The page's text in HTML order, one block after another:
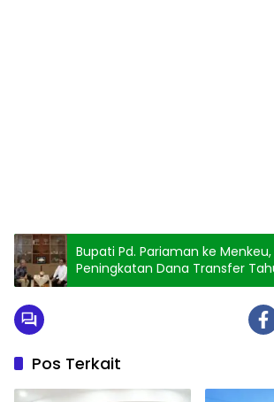
Bupati Pd. Pariaman ke
Peningkatan Dana Transfer
Pos Terkait